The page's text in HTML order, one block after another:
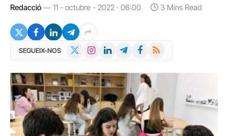
Redacció 11 - octubre - 2022 · 06:00 3 Mins Read
SEGUEIX-NOS InstagramLinkedInTelegramFacebook
RSS